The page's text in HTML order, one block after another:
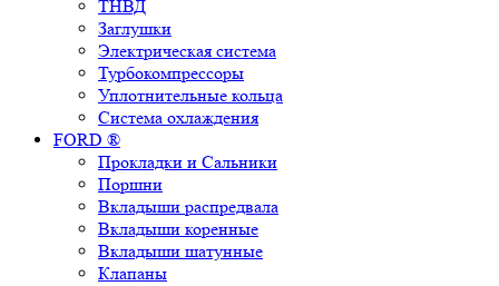
ТНВД
Заглушки
Электрическая система
Турбокомпрессоры
Уплотнительные кольца
Система охлаждения
FORD ®
Прокладки и Сальники
Поршни
Вкладыши распредвала
Вкладыши коренные
Вкладыши шатунные
Клапаны